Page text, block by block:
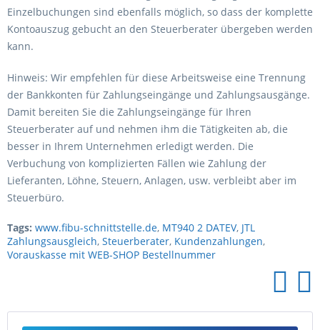
Einzelbuchungen sind ebenfalls möglich, so dass der komplette
Kontoauszug gebucht an den Steuerberater übergeben werden
kann.
Hinweis: Wir empfehlen für diese Arbeitsweise eine Trennung
der Bankkonten für Zahlungseingänge und Zahlungsausgänge.
Damit bereiten Sie die Zahlungseingänge für Ihren
Steuerberater auf und nehmen ihm die Tätigkeiten ab, die
besser in Ihrem Unternehmen erledigt werden. Die
Verbuchung von komplizierten Fällen wie Zahlung der
Lieferanten, Löhne, Steuern, Anlagen, usw. verbleibt aber im
Steuerbüro.
Tags: www.fibu-schnittstelle.de, MT940 2 DATEV, JTL
Zahlungsausgleich, Steuerberater, Kundenzahlungen,
Vorauskasse mit WEB-SHOP Bestellnummer